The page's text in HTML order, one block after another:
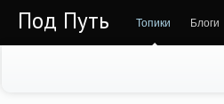
Под Путь Топики Блоги